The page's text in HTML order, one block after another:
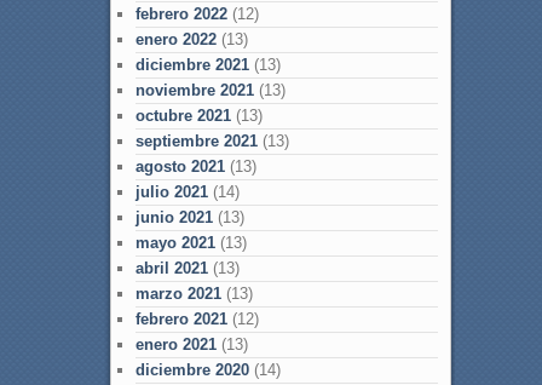
febrero 2022(12)
enero 2022(13)
diciembre 2021(13)
noviembre 2021(13)
octubre 2021(13)
septiembre 2021(13)
agosto 2021(13)
julio 2021(14)
junio 2021(13)
mayo 2021(13)
abril 2021(13)
marzo 2021(13)
febrero 2021(12)
enero 2021(13)
diciembre 2020(14)